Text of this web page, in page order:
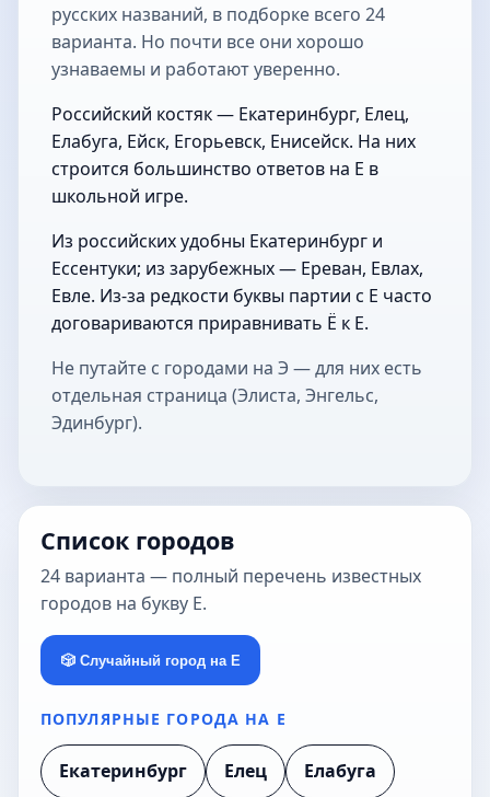
русских названий, в подборке всего 24
варианта. Но почти все они хорошо
узнаваемы и работают уверенно.
Российский костяк — Екатеринбург, Елец,
Елабуга, Ейск, Егорьевск, Енисейск. На них
строится большинство ответов на Е в
школьной игре.
Из российских удобны Екатеринбург и
Ессентуки; из зарубежных — Ереван, Евлах,
Евле. Из-за редкости буквы партии с Е часто
договариваются приравнивать Ё к Е.
Не путайте с городами на Э — для них есть
отдельная страница (Элиста, Энгельс,
Эдинбург).
Список городов
24 варианта — полный перечень известных
городов на букву Е.
🎲 Случайный город на Е
ПОПУЛЯРНЫЕ ГОРОДА НА Е
Екатеринбург Елец Елабуга